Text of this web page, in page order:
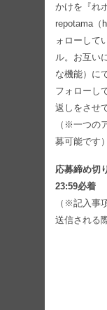
かけを『れ
repotama（
ォローして
ル。お互い
な機能）に
フォローし
返しをさせ
（※一つの
募可能です）
応募締め切
23:59必着
（※記入事
送信される